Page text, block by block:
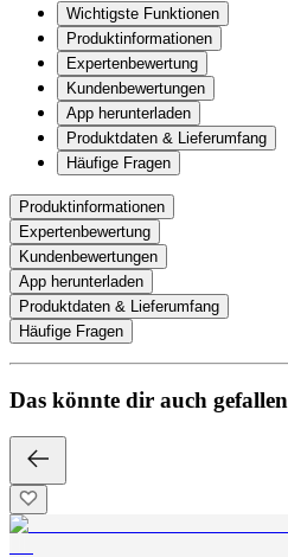
Wichtigste Funktionen
Produktinformationen
Expertenbewertung
Kundenbewertungen
App herunterladen
Produktdaten & Lieferumfang
Häufige Fragen
Produktinformationen
Expertenbewertung
Kundenbewertungen
App herunterladen
Produktdaten & Lieferumfang
Häufige Fragen
Das könnte dir auch gefallen